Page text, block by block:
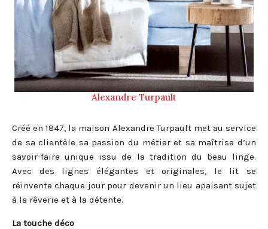
Alexandre Turpault
Créé en 1847, la maison Alexandre Turpault met au service
de sa clientèle sa passion du métier et sa maîtrise d’un
savoir-faire unique issu de la tradition du beau linge.
Avec des lignes élégantes et originales, le lit se
réinvente chaque jour pour devenir un lieu apaisant sujet
à la rêverie et à la détente.
La touche déco